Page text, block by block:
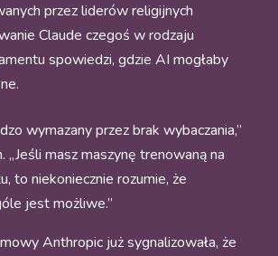
przez liderów religijnych
Claude czegoś w rodzaju
spowiedzi, gdzie AI mogłaby
wymazany przez brak wybaczania,”
„Jeśli masz maszynę trenowaną na
to niekoniecznie rozumie, że
jest możliwe.”
Anthropic już sygnalizowała, że